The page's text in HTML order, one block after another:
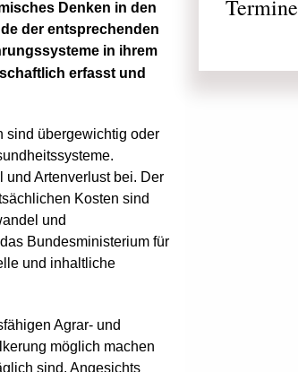
Denken in den
der entsprechenden
in ihrem
erfasst und
sind übergewichtig oder
Artenverlust bei. Der
Kosten sind
und
Bundesministerium für
und inhaltliche
Agrar- und
möglich machen
sind. Angesichts
Termine